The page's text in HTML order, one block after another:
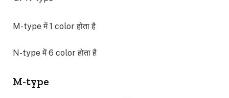
M-type में 1 color होता है
N-type में 6 color होता है
M-type